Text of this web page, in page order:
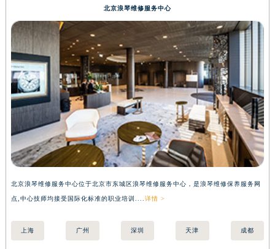
北京浪琴维修服务中心
北京浪琴维修服务中心位于北京市东城区浪琴维修服务中心，是浪琴维修保养服务网
点,中心技师均接受国际化标准的职业培训.... 详情 >
上海 广州 深圳 天津 成都